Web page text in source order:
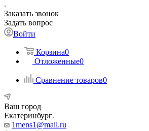
Заказать звонок
Задать вопрос
Войти
Корзина0
Отложенные0
Сравнение товаров0
Ваш город
Екатеринбург
1mens1@mail.ru